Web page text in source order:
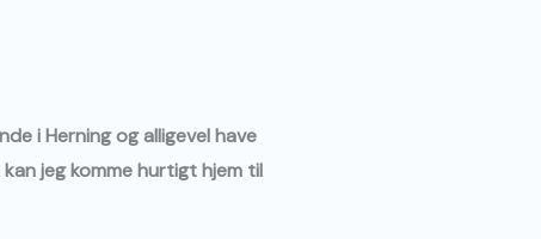
i Herning og alligevel have
jeg komme hurtigt hjem til